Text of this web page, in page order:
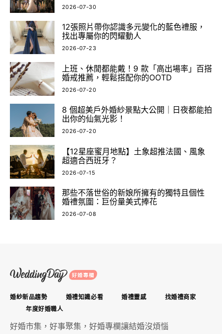
2026-07-30
12張照片帶你認識多元變化的藍色禮服，
找出專屬你的閃耀動人
2026-07-23
上班、休閒都能戴！9 款「高出場率」百搭
婚戒推薦，輕鬆搭配你的OOTD
2026-07-20
8 個超美戶外婚紗景點大公開｜日夜都能拍
出你的仙氣光影！
2026-07-20
【12星座蜜月地點】土象超推法國、風象
超適合西班牙？
2026-07-15
那些不落世俗的新娘所擁有的獨特且個性
婚禮氛圍：巨份量美式捧花
2026-07-08
婚紗新品趨勢 婚禮知識必看 婚禮靈感
找婚禮商家
年度好婚職人
好婚市集，好事聚集，好婚專欄讓結婚沒煩惱